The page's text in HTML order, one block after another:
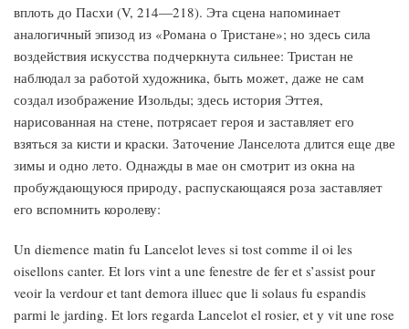
вплоть до Пасхи (V, 214—218). Эта сцена напоминает
аналогичный эпизод из «Романа о Тристане»; но здесь сила
воздействия искусства подчеркнута сильнее: Тристан не
наблюдал за работой художника, быть может, даже не сам
создал изображение Изольды; здесь история Эттея,
нарисованная на стене, потрясает героя и заставляет его
взяться за кисти и краски. Заточение Ланселота длится еще две
зимы и одно лето. Однажды в мае он смотрит из окна на
пробуждающуюся природу, распускающаяся роза заставляет
его вспомнить королеву:
Un diemence matin fu Lancelot leves si tost comme il oi les
oisellons canter. Et lors vint a une fenestre de fer et s’assist pour
veoir la verdour et tant demora illuec que li solaus fu espandis
parmi le jarding. Et lors regarda Lancelot el rosier, et у vit une rose